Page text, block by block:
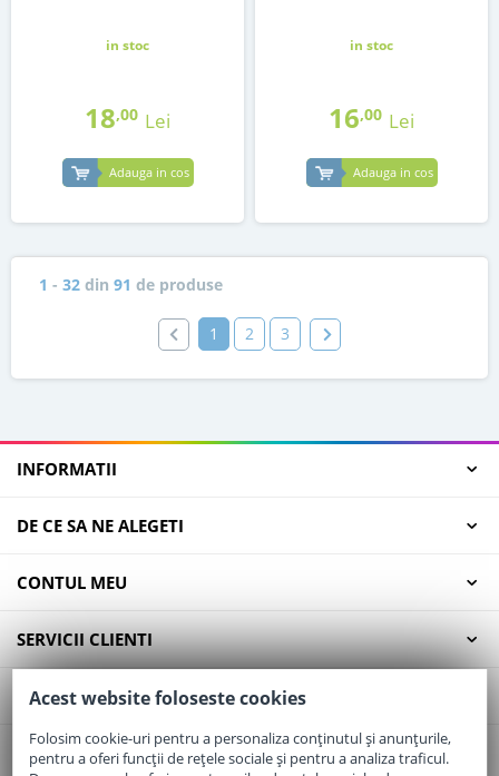
in stoc
18,00 Lei
Adauga in cos
in stoc
16,00 Lei
Adauga in cos
1 - 32 din 91 de produse
1 2 3
INFORMATII
DE CE SA NE ALEGETI
CONTUL MEU
SERVICII CLIENTI
CONTACT
Email:office@elaptepraf.ro
Acest website foloseste cookies
Folosim cookie-uri pentru a personaliza conținutul și anunțurile,
pentru a oferi funcții de rețele sociale și pentru a analiza traficul.